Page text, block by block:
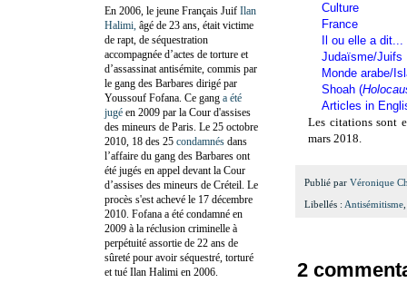
Culture
France
Il ou elle a dit...
Judaïsme/Juifs
Monde arabe/
Shoah (
Articles in
Les citations sont
mars 2018.
Publié par Véronique
Libellés : Antisémitisme
2
En 2006, le jeune Français Juif Ilan
Halimi, âgé de 23 ans, était victime
de rapt, de séquestration
accompagnée d’actes de torture et
d’assassinat antisémite, commis par
le gang des Barbares dirigé par
Youssouf Fofana. Ce gang a été
jugé en 2009 par la Cour d'assises
des mineurs de Paris. Le 25 octobre
2010, 18 des 25 condamnés dans
l’affaire du gang des Barbares ont
été jugés en appel devant la Cour
d’assises des mineurs de Créteil. Le
procès s'est achevé le 17 décembre
2010. Fofana a été condamné en
2009 à la réclusion criminelle à
perpétuité assortie de 22 ans de
sûreté pour avoir séquestré, torturé
et tué Ilan Halimi en 2006.